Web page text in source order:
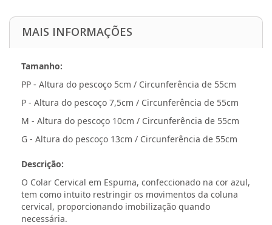
MAIS INFORMAÇÕES
Tamanho:
PP - Altura do pescoço 5cm / Circunferência de 55cm
P - Altura do pescoço 7,5cm / Circunferência de 55cm
M - Altura do pescoço 10cm / Circunferência de 55cm
G - Altura do pescoço 13cm / Circunferência de 55cm
Descrição:
O Colar Cervical em Espuma, confeccionado na cor azul,
tem como intuito restringir os movimentos da coluna
cervical, proporcionando imobilização quando
necessária.